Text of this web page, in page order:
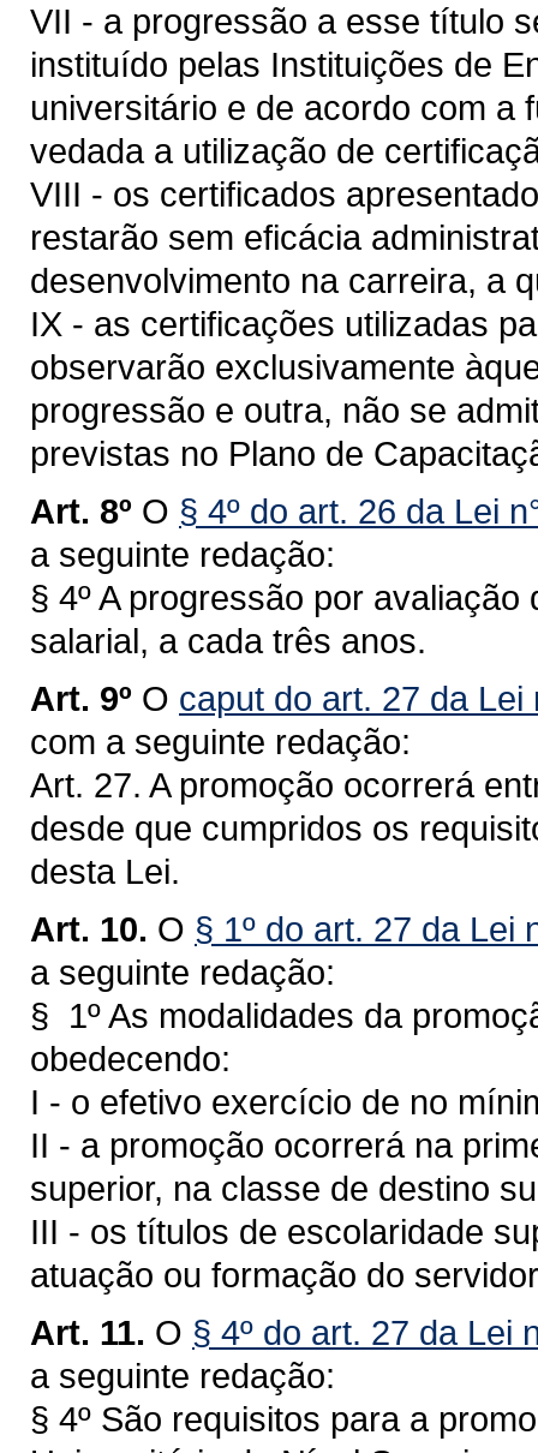
VII - a progressão a esse título
instituído pelas Instituições de
universitário e de acordo com a
vedada a utilização de
VIII - os certificados
restarão sem eficácia
desenvolvimento na carreira, a
IX - as certificações utilizadas
observarão exclusivamente
progressão e outra, não se
previstas no Plano de
Art. 8º O § 4º do art. 26 da Lei
a seguinte redação:
§ 4º A progressão por
salarial, a cada três anos.
Art. 9º O caput do art. 27 da Lei
com a seguinte redação:
Art. 27. A promoção ocorrerá
desde que cumpridos os
desta Lei.
Art. 10. O § 1º do art. 27 da Lei
a seguinte redação:
§ 1º As modalidades da
obedecendo:
I - o efetivo exercício de no
II - a promoção ocorrerá na
superior, na classe de destino
III - os títulos de escolaridade
atuação ou formação do
Art. 11. O § 4º do art. 27 da Lei
a seguinte redação:
§ 4º São requisitos para a